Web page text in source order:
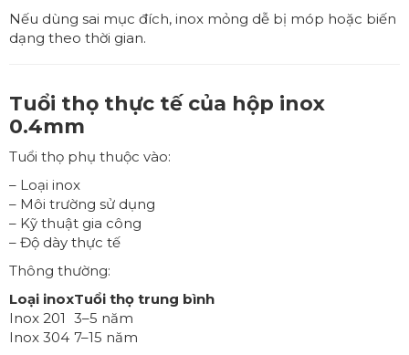
Nếu dùng sai mục đích, inox mỏng dễ bị móp hoặc biến
dạng theo thời gian.
Tuổi thọ thực tế của hộp inox
0.4mm
Tuổi thọ phụ thuộc vào:
– Loại inox
– Môi trường sử dụng
– Kỹ thuật gia công
– Độ dày thực tế
Thông thường:
Loại inoxTuổi thọ trung bình
Inox 201 3–5 năm
Inox 304 7–15 năm